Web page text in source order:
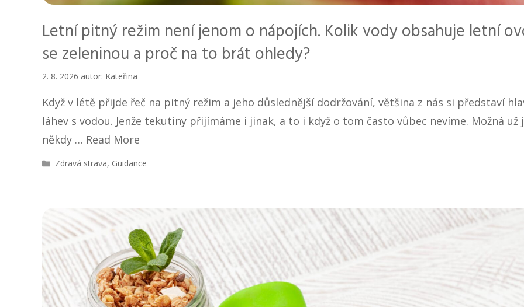
Letní pitný režim není jenom o nápojích. Kolik vody obsahuje letní
se zeleninou a proč na to brát ohledy?
2. 8. 2026 autor: Kateřina
Když v létě přijde řeč na pitný režim a jeho důslednější dodržování, většina z nás si představí
láhev s vodou. Jenže tekutiny přijímáme i jinak, a to i když o tom často vůbec nevíme. Možná už
někdy … Read More
R
y
Zdravá strava, Guidance